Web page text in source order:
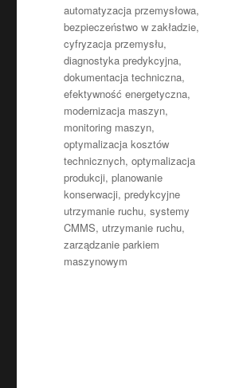
Tagi
automatyzacja przemysłowa,
bezpieczeństwo w zakładzie,
cyfryzacja przemysłu,
diagnostyka predykcyjna,
dokumentacja techniczna,
efektywność energetyczna,
modernizacja maszyn,
monitoring maszyn,
optymalizacja kosztów
technicznych,optymalizacja
produkcji,planowanie
konserwacji,predykcyjne
utrzymanie ruchu,systemy
CMMS, utrzymanie ruchu,
zarządzanie parkiem
maszynowym